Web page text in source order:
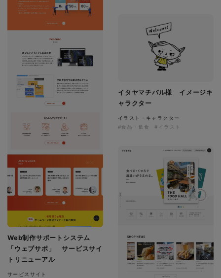
Web制作サポートシステム
「ウェブサポ」 サービスサイ
トリニューアル
サービスサイト
イタヤマチバル様 イメージキ
ャラクター
イラスト・キャラクター
#食品・飲食
#イラスト